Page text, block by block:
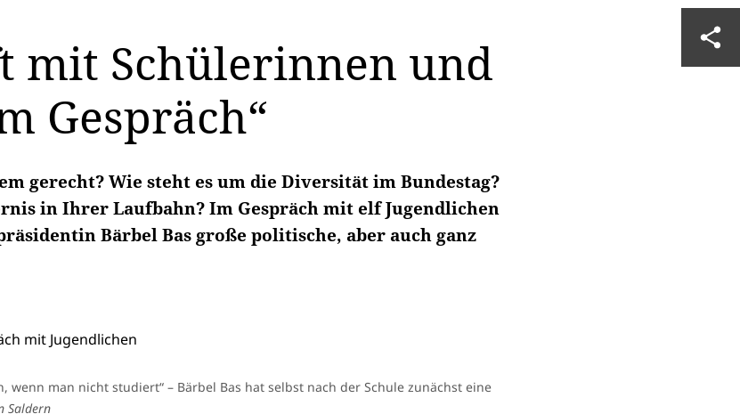
mit Schülerinnen und
Gespräch“
gerecht? Wie steht es um die Diversität im Bundestag?
in Ihrer Laufbahn? Im Gespräch mit elf Jugendlichen
Bärbel Bas große politische, aber auch ganz
wenn man nicht studiert“ – Bärbel Bas hat selbst nach der Schule zunächst eine
Saldern